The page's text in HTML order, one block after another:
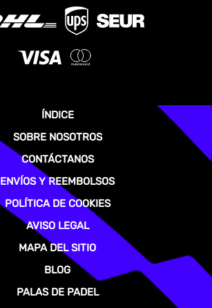
ÍNDICE
SOBRE NOSOTROS
CONTÁCTANOS
ENVÍOS Y REEMBOLSOS
POLÍTICA DE COOKIES
AVISO LEGAL
MAPA DEL SITIO
BLOG
PALAS DE PADEL